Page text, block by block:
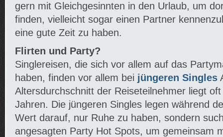
gern mit Gleichgesinnten in den Urlaub, um
finden, vielleicht sogar einen Partner
eine gute Zeit zu haben.
Flirten und Party?
Singlereisen, die sich vor allem auf das
haben, finden vor allem bei jüngeren Singles
Altersdurchschnitt der Reiseteilnehmer liegt
Jahren. Die jüngeren Singles legen während
Wert darauf, nur Ruhe zu haben, sondern
angesagten Party Hot Spots, um gemeinsam